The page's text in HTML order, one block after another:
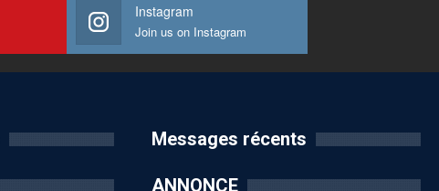
Instagram
Join us on Instagram
Messages récents
ANNONCE